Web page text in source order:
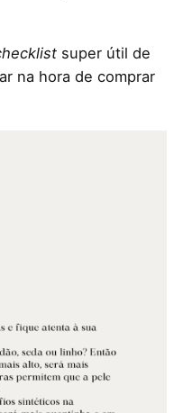
super útil de
na hora de comprar